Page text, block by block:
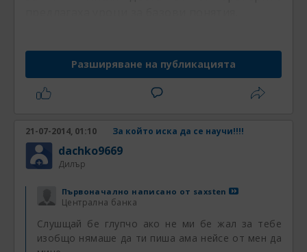
Разширяване на публикацията
21-07-2014, 01:10 За който иска да се научи!!!!
dachko9669
Дилър
Първоначално написано от saxsten
Централна банка
Слушщай бе глупчо ако не ми бе жал за тебе
изобщо нямаше да ти пиша ама нейсе от мен да